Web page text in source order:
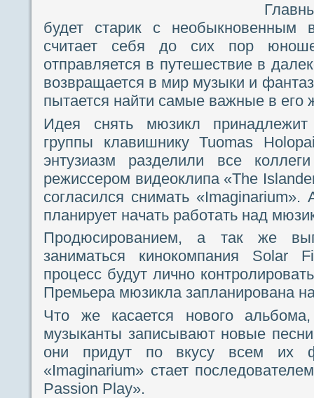
будет старик с необыкновенным
считает себя до сих пор
отправляется в путешествие в
возвращается в мир музыки и
пытается найти самые важные в его
Идея снять мюзикл принадлежит
группы клавишнику Tuomas
энтузиазм разделили все
режиссером видеоклипа «The
согласился снимать «Imaginarium».
планирует начать работать над
Продюсированием, а так же
заниматься кинокомпания Solar
процесс будут лично
Премьера мюзикла запланирована
Что же касается нового
музыканты записывают новые
они придут по вкусу всем их
«Imaginarium» стает
Passion Play».